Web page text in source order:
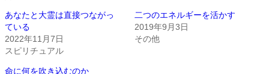
あなたと大霊は直接つながっ
ている
2022年11月7日
スピリチュアル
二つのエネルギーを活かす
2019年9月3日
その他
命に何を吹き込むのか